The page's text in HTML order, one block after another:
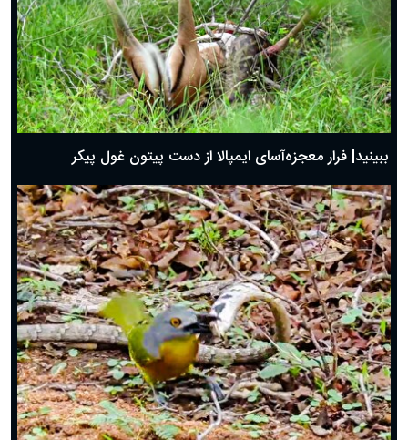
ببینید| فرار معجزه‌آسای ایمپالا از دست پیتون غول پیکر